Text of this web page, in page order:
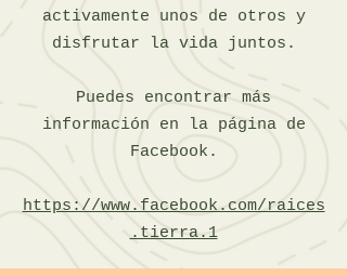
activamente unos de otros y
disfrutar la vida juntos.
Puedes encontrar más
información en la página de
Facebook.
https://www.facebook.com/raices
.tierra.1